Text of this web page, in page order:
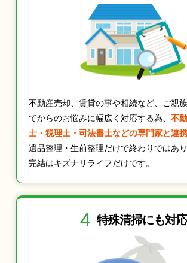
不動産売却、賃貸の事や相続など、ご親
てからのお悩みに幅広く対応する為、 不
士・税理士・司法書士などの専門家と連携
遺品整理・生前整理だけで終わりではあ
完結はキズナリライフだけです。
4 特殊清掃にも対応